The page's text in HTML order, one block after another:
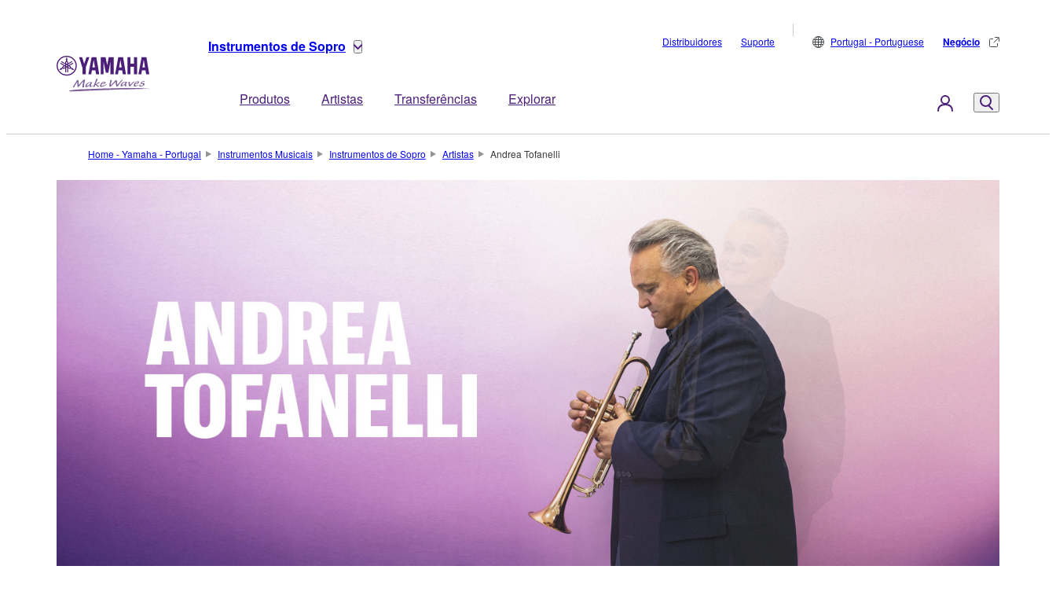
Instrumentos de Sopro
Produtos Artistas Transferências Explorar
Distribuidores Suporte Portugal - Portuguese Negócio
Home - Yamaha - Portugal Instrumentos Musicais Instrumentos de Sopro Artistas Andrea Tofanelli